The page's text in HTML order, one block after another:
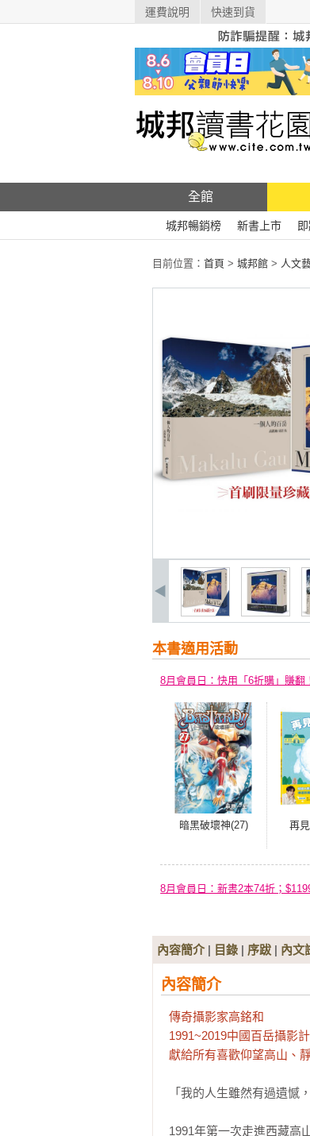
運費說明 快速到貨
全館
城邦暢銷榜 新書上市
目前位置： 首頁 > 城邦館 > 人文
本書適用活動
8月會員日：快用「6折購」賺翻
暗黑破壞神(27) 再
8月會員日：新書2本74折；
內容簡介| 目錄 | 序跋 | 內文
內容簡介
傳奇攝影家高銘和
1991~2019中國百岳攝影
獻給所有喜歡仰望高山、
「我的人生雖然有過遺憾
1991年第一次走進西藏高